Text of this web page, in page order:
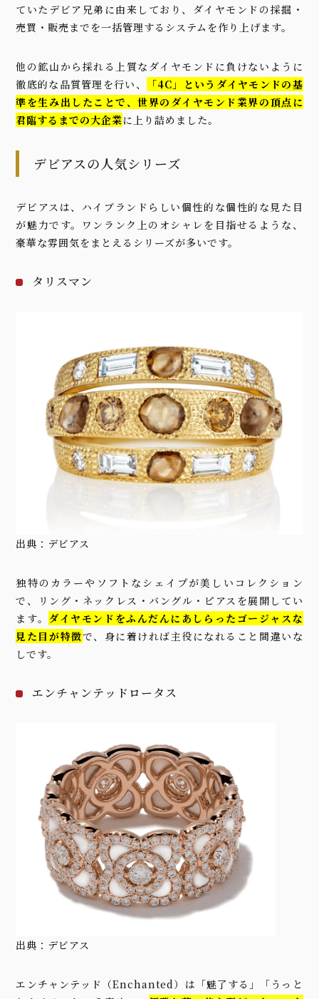
ていたデビア兄弟に由来しており、ダイヤモンドの採掘・
売買・販売までを一括管理するシステムを作り上げます。
他の鉱山から採れる上質なダイヤモンドに負けないように
徹底的な品質管理を行い、
「4C」というダイヤモンドの基
準を生み出したことで、世界のダイヤモンド業界の頂点に
君臨するまでの大企業に上り詰めました。
デビアスの人気シリーズ
デビアスは、ハイブランドらしい個性的な個性的な見た目
が魅力です。ワンランク上のオシャレを目指せるような、
豪華な雰囲気をまとえるシリーズが多いです。
タリスマン
出典： デビアス
独特のカラーやソフトなシェイプが美しいコレクション
で、リング・ネックレス・バングル・ピアスを展開してい
ます。 ダイヤモンドをふんだんにあしらったゴージャスな
見た目が特徴で、身に着ければ主役になれること間違いな
しです。
エンチャンテッドロータス
出典： デビアス
エンチャンテッド（Enchanted）は「魅了する」「うっと